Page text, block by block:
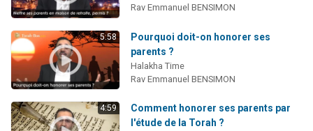
Rav Emmanuel BENSIMON
5:58
Pourquoi doit-on honorer ses
parents ?
Halakha Time
Rav Emmanuel BENSIMON
4:59
Comment honorer ses parents par
l'étude de la Torah ?